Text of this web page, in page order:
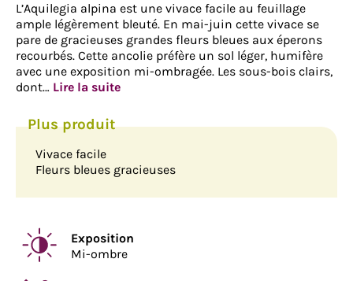
L’Aquilegia alpina est une vivace facile au feuillage
ample légèrement bleuté. En mai-juin cette vivace se
pare de gracieuses grandes fleurs bleues aux éperons
recourbés. Cette ancolie préfère un sol léger, humifère
avec une exposition mi-ombragée. Les sous-bois clairs,
dont… Lire la suite
Vivace facile
Fleurs bleues gracieuses
Exposition
Mi-ombre